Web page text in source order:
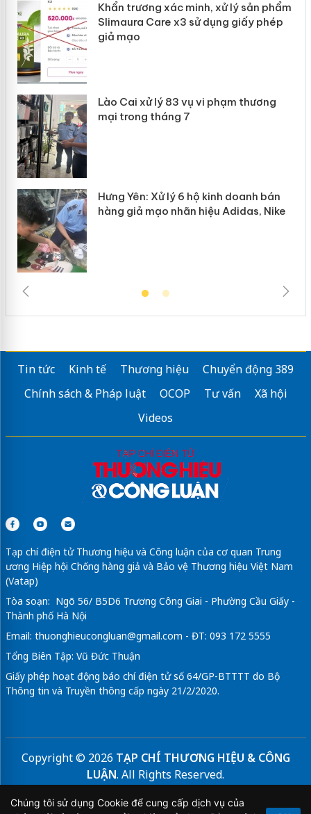
Khẩn trương xác minh, xử lý sản phẩm
Slimaura Care x3 sử dụng giấy phép
giả mạo
Lào Cai xử lý 83 vụ vi phạm thương
mại trong tháng 7
Hưng Yên: Xử lý 6 hộ kinh doanh bán
hàng giả mạo nhãn hiệu Adidas, Nike
Tin tức Kinh tế Thương hiệu
Chuyển động 389
Chính sách & Pháp luật
OCOP Tư vấn
Xã hội
Videos
Tạp chí điện tử Thương hiệu và Công luận của cơ quan Trung
ương Hiệp hội Chống hàng giả và Bảo vệ Thương hiệu Việt Nam
(Vatap)
Tòa soạn: Ngõ 56/ B5D6 Trương Công Giai - Phường Cầu Giấy -
Thành phố Hà Nội
Email: thuonghieucongluan@gmail.com - ĐT: 093 172 5555
Tổng Biên Tập: Vũ Đức Thuận
Giấy phép hoạt động báo chí điện tử số 64/GP-BTTTT do Bộ
Thông tin và Truyền thông cấp ngày 21/2/2020.
Copyright © 2026 TẠP CHÍ THƯƠNG HIỆU & CÔNG
LUẬN. All Rights Reserved.
Bản quyền thuộc Tạp chí Thương hiệu và Công luận. Cấm
Chúng tôi sử dụng Cookie để cung cấp dịch vụ của